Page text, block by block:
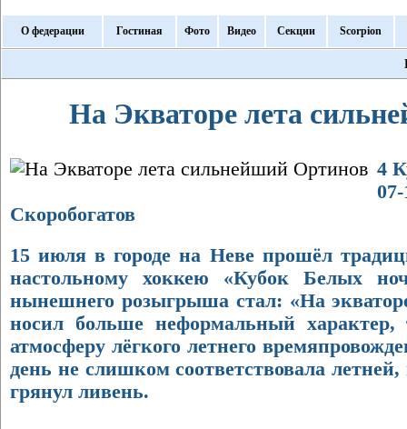
О федерации Гостиная Фото Видео Секции Scorpion
На Экваторе лета
4
Скоробогатов
15 июля в городе на Неве прошёл
настольному хоккею «Кубок Белых
нынешнего розыгрыша стал: «На
носил больше неформальный характер,
атмосферу лёгкого летнего
день не слишком соответствовала
грянул ливень.